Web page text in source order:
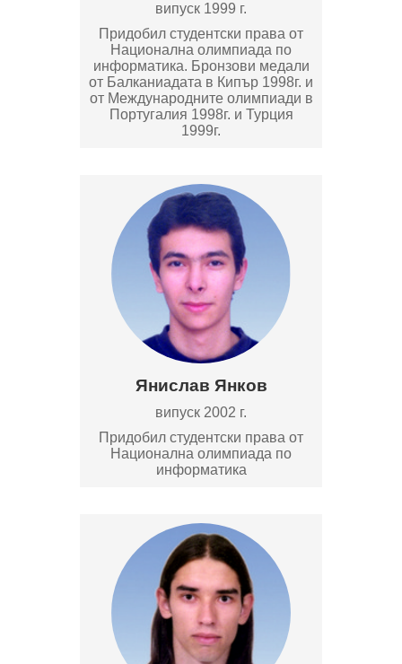
випуск 1999 г.
Придобил студентски права от
Национална олимпиада по
информатика. Бронзови медали
от Балканиадата в Кипър 1998г. и
от Международните олимпиади в
Португалия 1998г. и Турция
1999г.
Янислав Янков
випуск 2002 г.
Придобил студентски права от
Национална олимпиада по
информатика